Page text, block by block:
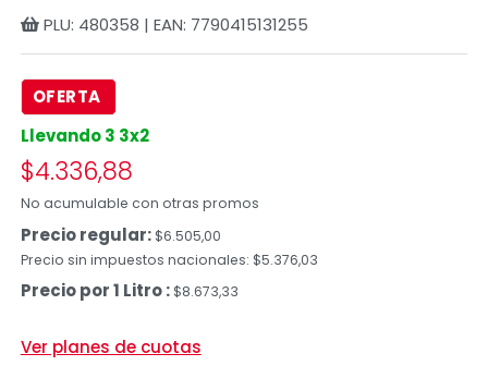
PLU: 480358 | EAN: 7790415131255
OFERTA
Llevando 3 3x2
$4.336,88
No acumulable con otras promos
Precio regular:$6.505,00
Precio sin impuestos nacionales: $5.376,03
Precio por 1 Litro : $8.673,33
Ver planes de cuotas